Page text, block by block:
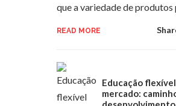
que a variedade de
READ MORE
Educação
mercado: